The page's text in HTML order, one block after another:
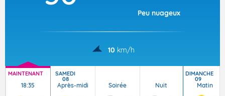
Peu nuageux
10 km/h
MAINTENANT
18:35
SAMEDI
08
Après-midi Soirée Nuit
DIMANCHE
09
Matin